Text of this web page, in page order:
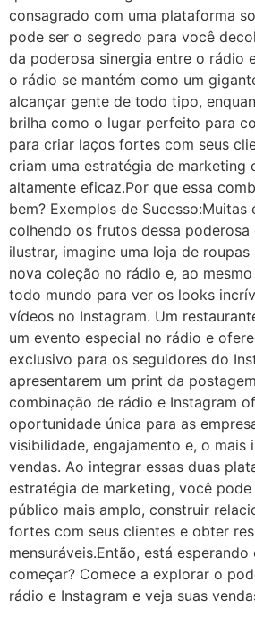
consagrado com uma plataforma
pode ser o segredo para você
da poderosa sinergia entre o rádio
o rádio se mantém como um
alcançar gente de todo tipo,
brilha como o lugar perfeito para
para criar laços fortes com seus
criam uma estratégia de marketing
altamente eficaz.Por que essa
bem? Exemplos de Sucesso:Muitas
colhendo os frutos dessa poderosa
ilustrar, imagine uma loja de roupas
nova coleção no rádio e, ao
todo mundo para ver os looks
vídeos no Instagram. Um
um evento especial no rádio e
exclusivo para os seguidores do
apresentarem um print da
combinação de rádio e Instagram
oportunidade única para as
visibilidade, engajamento e, o mais
vendas. Ao integrar essas duas
estratégia de marketing, você pode
público mais amplo, construir
fortes com seus clientes e obter
mensuráveis.Então, está esperando
começar? Comece a explorar o
rádio e Instagram e veja suas